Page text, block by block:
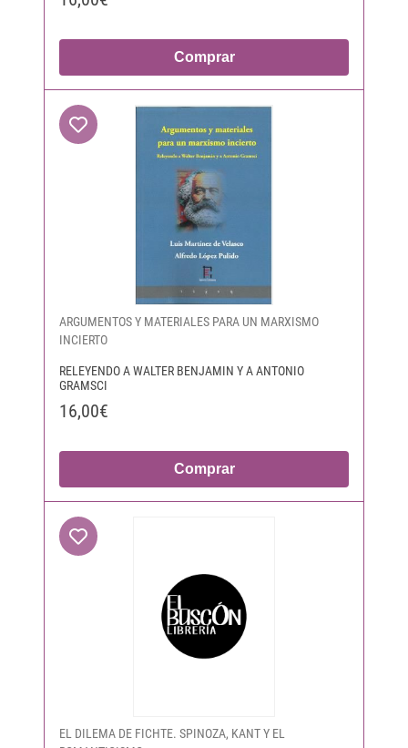
Comprar
ARGUMENTOS Y MATERIALES PARA UN MARXISMO
INCIERTO
RELEYENDO A WALTER BENJAMIN Y A ANTONIO
GRAMSCI
16,00€
Comprar
EL DILEMA DE FICHTE. SPINOZA, KANT Y EL